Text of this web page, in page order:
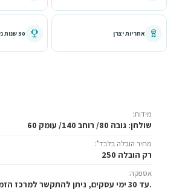
אחריות יצרן 30 שנות ניסיון
ואחסון בכוורת, הכל במבחר גוונים. שולחן
משטח עבודה רחב במיוחד – 140 ס"מ
כוורת ברלין רוחב 120
בהישג יד
בעובי 17 מ"מ – מקום מסודר לספרים,
מידות:
שולחן: גובה 80/ רוחב 140/ עומק 60
מחיר הובלה בלבד*:
רק הובלה 250
אספקה:
עד 30 ימי עסקים, ניתן להתקשר למרכז הזמנות לזירוז.